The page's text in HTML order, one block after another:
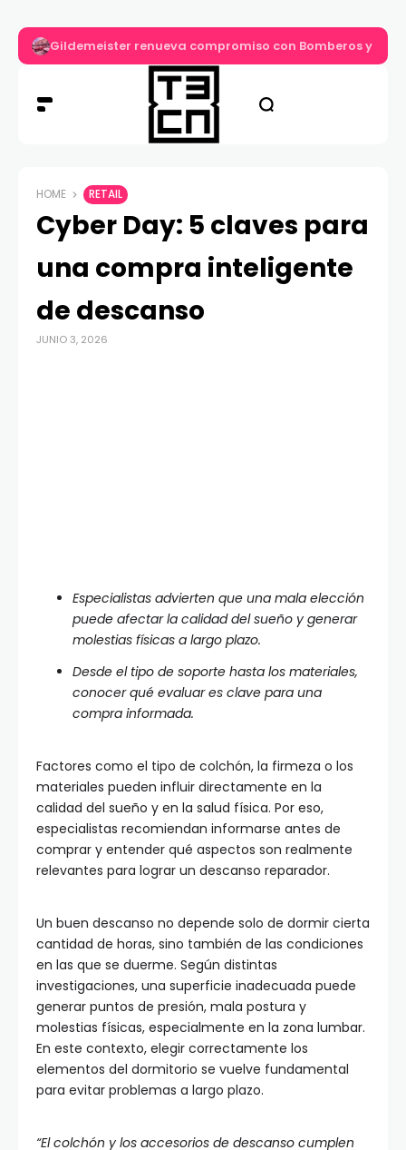
Gildemeister renueva compromiso con Bomberos y
HOME RETAIL
Cyber Day: 5 claves para
una compra inteligente
de descanso
JUNIO 3, 2026
Especialistas advierten que una mala elección
puede afectar la calidad del sueño y generar
molestias físicas a largo plazo.
Desde el tipo de soporte hasta los materiales,
conocer qué evaluar es clave para una
compra informada.
Factores como el tipo de colchón, la firmeza o los
materiales pueden influir directamente en la
calidad del sueño y en la salud física. Por eso,
especialistas recomiendan informarse antes de
comprar y entender qué aspectos son realmente
relevantes para lograr un descanso reparador.
Un buen descanso no depende solo de dormir cierta
cantidad de horas, sino también de las condiciones
en las que se duerme. Según distintas
investigaciones, una superficie inadecuada puede
generar puntos de presión, mala postura y
molestias físicas, especialmente en la zona lumbar.
En este contexto, elegir correctamente los
elementos del dormitorio se vuelve fundamental
para evitar problemas a largo plazo.
“El colchón y los accesorios de descanso cumplen